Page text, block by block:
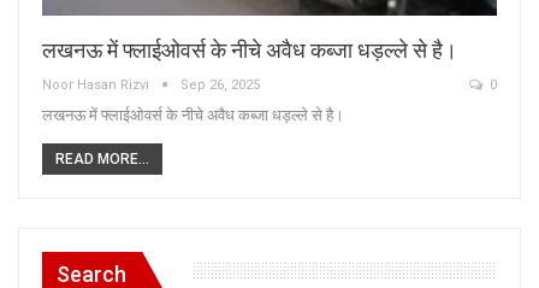
लखनऊ में फ्लाईओवर्स के नीचे अवैध कब्जा धड़ल्ले से है।
Noor Hasan Rizvi Sep 26, 2025 0
लखनऊ में फ्लाईओवर्स के नीचे अवैध कब्जा धड़ल्ले से है।
READ MORE...
Search